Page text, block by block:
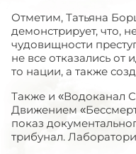
Отметим, Татьяна
демонстрирует, что,
чудовищности
не все отказались от
то нации, а также
Также и «Водоканал
Движением
показ
трибунал.